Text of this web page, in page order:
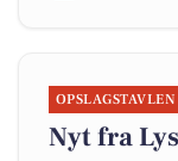
OPSLAGSTAVLEN
Nyt fra